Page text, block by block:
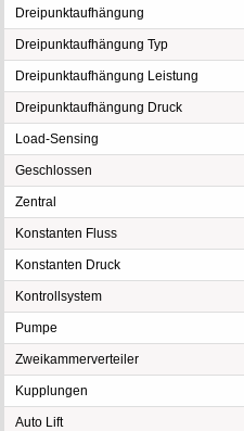
Dreipunktaufhängung
Dreipunktaufhängung Typ
Dreipunktaufhängung Leistung
Dreipunktaufhängung Druck
Load-Sensing
Geschlossen
Zentral
Konstanten Fluss
Konstanten Druck
Kontrollsystem
Pumpe
Zweikammerverteiler
Kupplungen
Auto Lift